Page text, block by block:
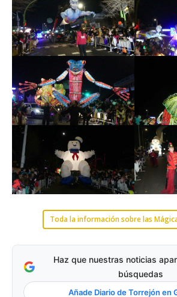
Toda la información sobre las
Haz que nuestras noticias
búsquedas
Añade Diario de Torrejón en